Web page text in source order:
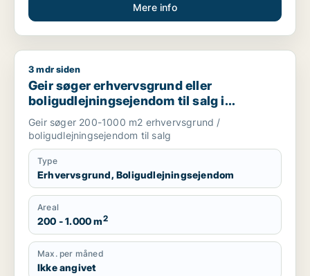
Mere info
Geir søger erhvervsgrund eller boligudlejningsejendom til
3 mdr siden
Geir søger erhvervsgrund eller
boligudlejningsejendom til salg i
Nordsjælland
Geir søger 200-1000 m2 erhvervsgrund /
boligudlejningsejendom til salg
Type
Erhvervsgrund, Boligudlejningsejendom
Areal
200 - 1.000 m2
Max. per måned
Ikke angivet